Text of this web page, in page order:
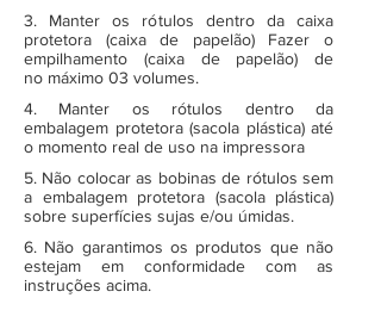
3. Manter os rótulos dentro da caixa
protetora (caixa de papelão) Fazer o
empilhamento (caixa de papelão) de
no máximo 03 volumes.
4. Manter os rótulos dentro da
embalagem protetora (sacola plástica) até
o momento real de uso na impressora
5. Não colocar as bobinas de rótulos sem
a embalagem protetora (sacola plástica)
sobre superfícies sujas e/ou úmidas.
6. Não garantimos os produtos que não
estejam em conformidade com as
instruções acima.